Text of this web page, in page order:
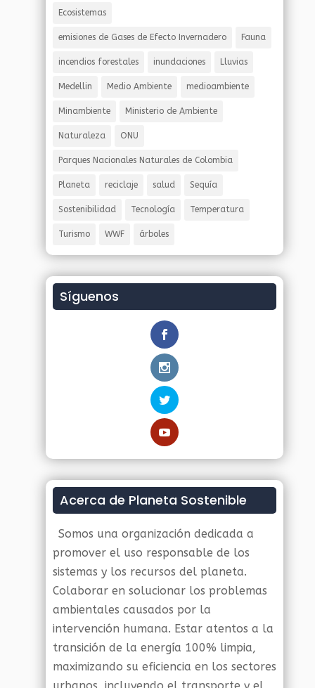
Ecosistemas
emisiones de Gases de Efecto Invernadero Fauna
incendios forestales inundaciones Lluvias
Medellin Medio Ambiente medioambiente
Minambiente Ministerio de Ambiente
Naturaleza ONU
Parques Nacionales Naturales de Colombia
Planeta reciclaje salud Sequía
Sostenibilidad Tecnología Temperatura
Turismo WWF árboles
Síguenos
Acerca de Planeta Sostenible
Somos una organización dedicada a
promover el uso responsable de los
sistemas y los recursos del planeta.
Colaborar en solucionar los problemas
ambientales causados por la
intervención humana. Estar atentos a la
transición de la energía 100% limpia,
maximizando su eficiencia en los sectores